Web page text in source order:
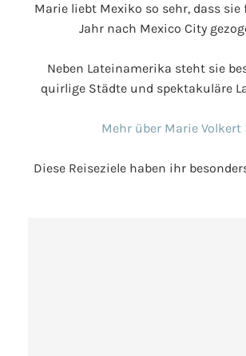
Marie liebt Mexiko so sehr, dass sie
Jahr nach Mexico City
Neben Lateinamerika steht sie
quirlige Städte und spektakuläre
Mehr über Marie Volkert
Diese Reiseziele haben ihr